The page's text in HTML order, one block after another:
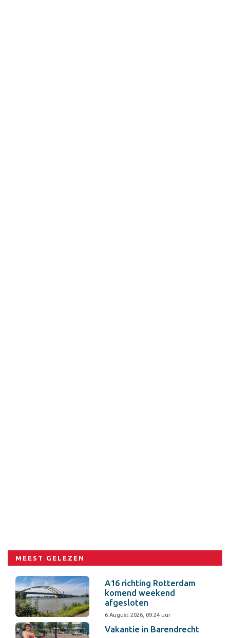
MEEST GELEZEN
A16 richting Rotterdam
komend weekend
afgesloten
6 August 2026, 09:24 uur
Vakantie in Barendrecht